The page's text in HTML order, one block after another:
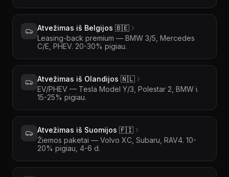
Atvežimas iš Belgijos 🇧🇪
Leasing-back premium — BMW 3/5, Mercedes
C/E, PHEV. 20-30% pigiau.
Atvežimas iš Olandijos 🇳🇱
EV/PHEV — Tesla Model Y/3, Polestar 2, BMW i.
15-25% pigiau.
Atvežimas iš Suomijos 🇫🇮
Žiemos paketai — Volvo XC, Subaru, RAV4. 10-
20% pigiau, 4-6 d.